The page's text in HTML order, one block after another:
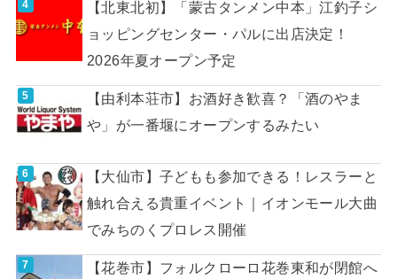
【北東北初】「蒙古タンメン中本」江釣子シ
ョッピングセンター・パルに出店決定！
2026年夏オープン予定
【由利本荘市】お酒好き歓喜？「酒のやま
や」が一番堰にオープンするみたい
【大仙市】子どもも参加できる！レスラーと
触れ合える貴重イベント｜イオンモール大曲
でみちのくプロレス開催
【花巻市】フォルクローロ花巻東和が閉館へ